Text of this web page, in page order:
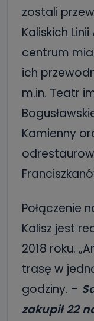
zostali
Kaliskich
centrum
ich
m.in. Teatr
Kamienny
Połączenie
Kalisz jest
2018 roku.
trasę w
godziny. –
zakupił 22